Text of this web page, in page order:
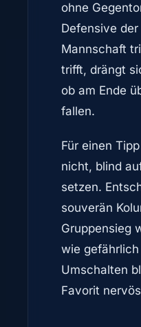
ohne
Defensive
Mannschaft
trifft, drängt
ob am Ende
fallen.
Für einen
nicht, blind
setzen.
souverän
Gruppensieg
wie gefährlich
Umschalten
Favorit